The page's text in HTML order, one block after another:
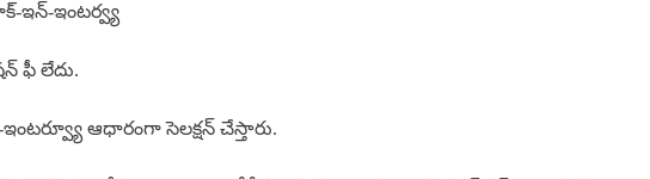
ఇన్-ఇంటర్వ్య
ఫీ లేదు.
ఆధారంగా సెలక్షన్ చేస్తారు.